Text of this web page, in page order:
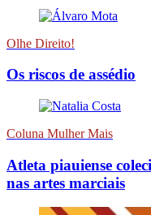
Olhe Direito!
Os riscos de assédio
Coluna Mulher Mais
Atleta piauiense
nas artes marciais